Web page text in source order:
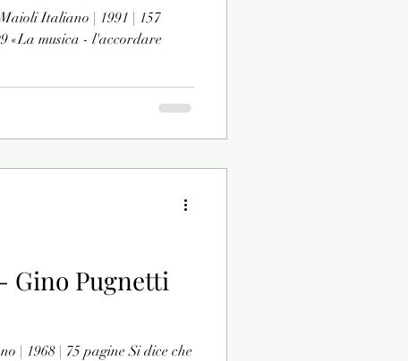
Italiano | 1991 | 157
«La musica - l'accordare
Gino Pugnetti
| 1968 | 75 pagine Si dice che